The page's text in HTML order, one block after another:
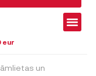
eur
un